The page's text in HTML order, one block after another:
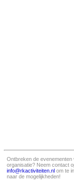
Ontbreken de evenementen
organisatie? Neem contact
info@rkactiviteiten.nl om te
naar de mogelijkheden!